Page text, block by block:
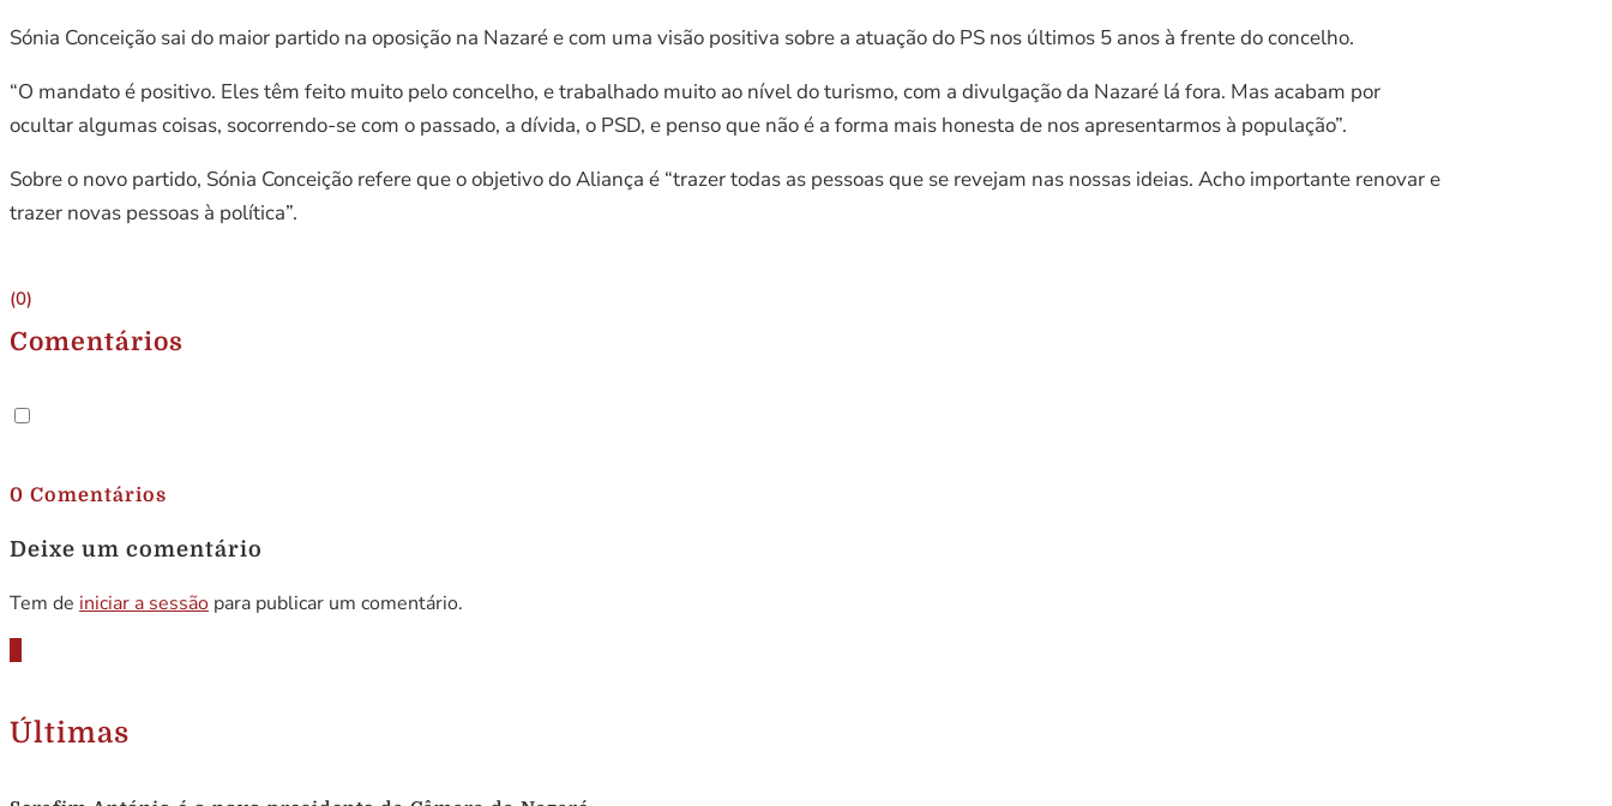
Sónia Conceição sai do maior partido na oposição na Nazaré e com uma visão positiva sobre a atuação do PS nos últimos 5 anos à frente do concelho.
“O mandato é positivo. Eles têm feito muito pelo concelho, e trabalhado muito ao nível do turismo, com a divulgação da Nazaré lá fora. Mas acabam por
ocultar algumas coisas, socorrendo-se com o passado, a dívida, o PSD, e penso que não é a forma mais honesta de nos apresentarmos à população”.
Sobre o novo partido, Sónia Conceição refere que o objetivo do Aliança é “trazer todas as pessoas que se revejam nas nossas ideias. Acho importante renovar e
trazer novas pessoas à política”.
(0)
Comentários
0 Comentários
Deixe um comentário
Tem de iniciar a sessão para publicar um comentário.
Últimas